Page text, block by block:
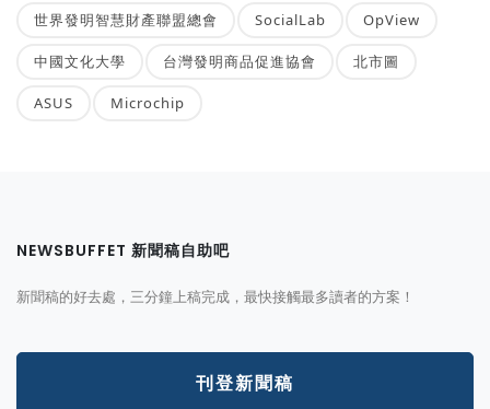
世界發明智慧財產聯盟總會 SocialLab OpView
中國文化大學 台灣發明商品促進協會 北市圖
ASUS Microchip
NEWSBUFFET 新聞稿自助吧
新聞稿的好去處，三分鐘上稿完成，最快接觸最多讀者的方案！
刊登新聞稿